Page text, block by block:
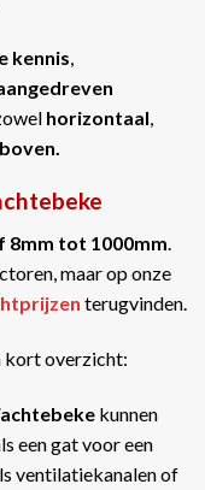
kennis
horizontaal
8mm tot 1000mm.
maar op onze
terugvinden.
kort overzicht:
kunnen
een gat voor een
ventilatiekanalen of